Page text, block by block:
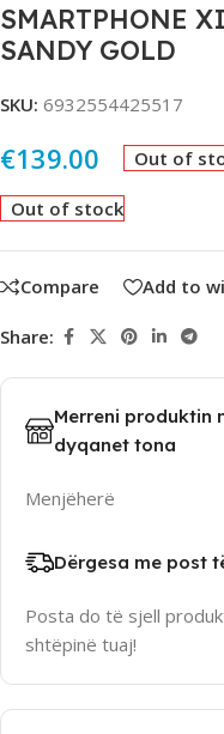
SMARTPHONE
SANDY GOLD
SKU: 6932554425517
€139.00 Out of
Out of stock
Compare Add to
Share:
Merreni produktin
dyqanet tona
Menjëherë
Dërgesa me post
Posta do të sjell
shtëpinë tuaj!